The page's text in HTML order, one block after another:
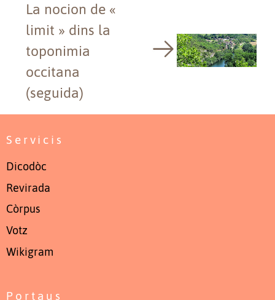
La nocion de «
limit » dins la
toponimia
occitana
(seguida)
Servicis
Dicodòc
Revirada
Còrpus
Votz
Wikigram
Portaus